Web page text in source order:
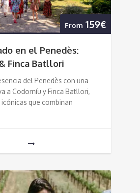
From 159€
en el Penedès:
Finca Batllori
del Penedès con una
a Codorníu y Finca Batllori,
que combinan